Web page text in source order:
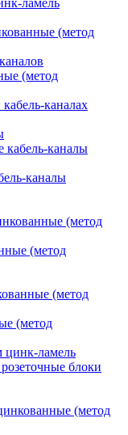
ламель
(метод
(метод
каналах
кабель-каналы
каналы
(метод
(метод
(метод
(метод
цинк-ламель
блоки
(метод